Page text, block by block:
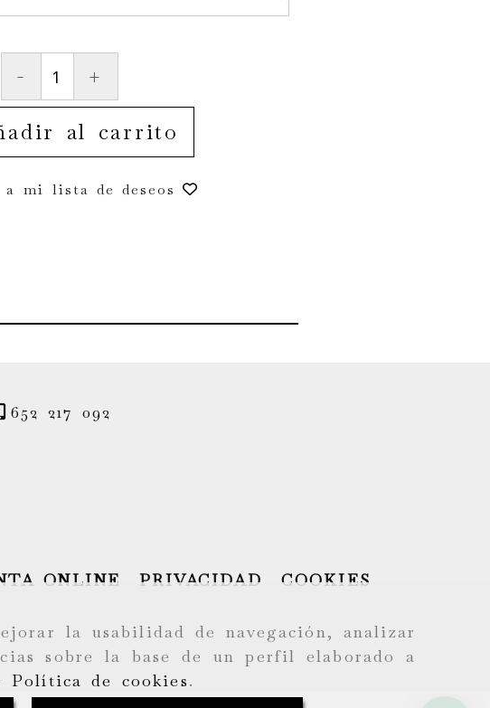
la usabilidad de navegación, analizar
sobre la base de un perfil elaborado a
Política de cookies.
- +
al carrito
a mi lista de deseos
652 217 092
ONLINE PRIVACIDAD COOKIES